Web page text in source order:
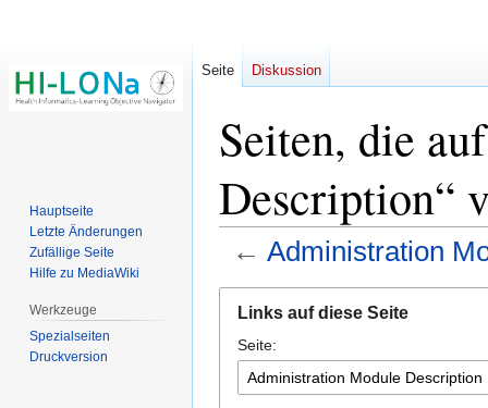
Seiten, die
Description“
← Administration
Navigation
springen
Suche
springen
Links auf diese Seite
Seite:
Seite Diskussion
Hauptseite
Letzte Änderungen
Zufällige Seite
Hilfe zu MediaWiki
Werkzeuge
Spezialseiten
Druckversion